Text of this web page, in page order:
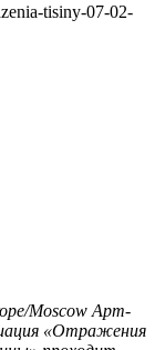
tisiny-07-02-
Moscow Арт-
«Отражения